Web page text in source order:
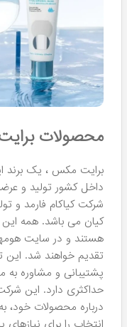
محصولات
برایت مکس ، یک برند
داخل کشور تولید و
شرکت کیاکام فارمد و
کیان می باشد. همه
هستند و در سایت هومهر
تقدیم خواهند شد. این
پشتیبانی و مشاوره
حداکثری دارد. این
درباره محصولات خود،